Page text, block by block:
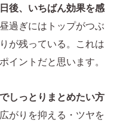
後、いちばん効果を感
過ぎにはトップがつぶ
が残っている。これは
イントだと思います。
しっとりまとめたい方
がりを抑える・ツヤを